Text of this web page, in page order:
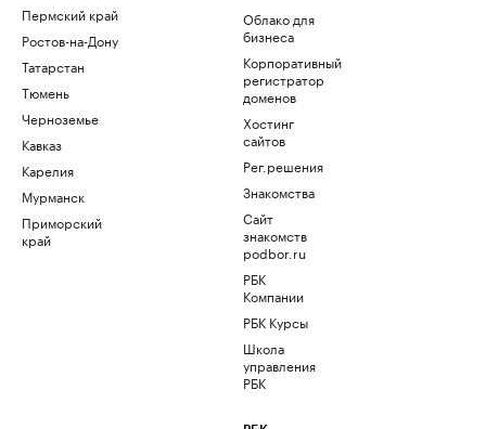
Пермский край
Ростов-на-Дону
Татарстан
Тюмень
Черноземье
Кавказ
Карелия
Мурманск
Приморский
край
Облако для
бизнеса
Корпоративный
регистратор
доменов
Хостинг
сайтов
Рег.решения
Знакомства
Сайт
знакомств
podbor.ru
РБК
Компании
РБК Курсы
Школа
управления
РБК